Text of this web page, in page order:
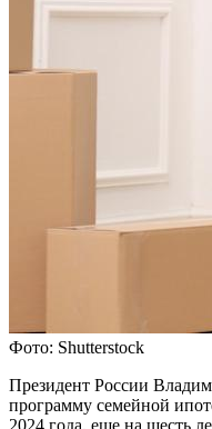
Фото: Shutterstock
Президент России
программу семейной
2024 года, еще на шесть